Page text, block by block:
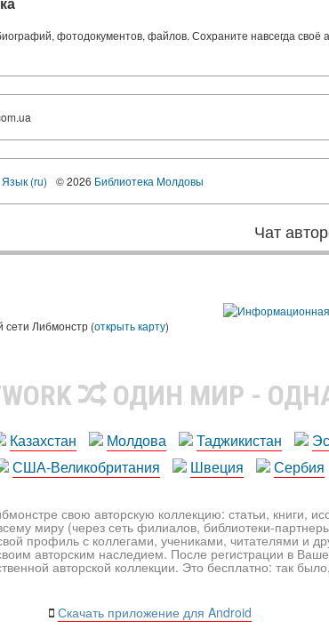
фотодокументов, файлов. Сохраните навсегда
Язык (ru) © 2026 Библиотека Молдовы
Чат
сети Либмонстр (открыть карту)
ОДИН МИР -
Казахстан Молдова Таджикистан
США-Великобритания
Швеция Сербия
свою авторскую коллекцию: статьи, книги,
миру (через сеть филиалов, библиотеки-
профиль с коллегами, учениками, читателями и
авторским наследием. После регистрации в
авторской коллекции. Это бесплатно: так
Скачать приложение для Android